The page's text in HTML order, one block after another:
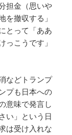
担金（思いや
を撤収する」
とって「ああ
っこうです」
などトランプ
プも日本への
意味で発言し
い」という日
は受け入れな